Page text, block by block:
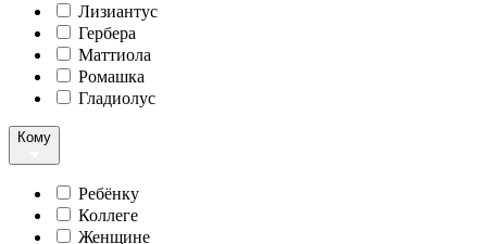
Лизиантус
Гербера
Маттиола
Ромашка
Гладиолус
Кому
Ребёнку
Коллеге
Женщине